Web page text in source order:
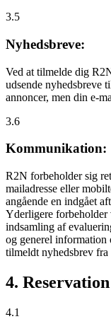
3.5
Nyhedsbreve:
Ved at tilmelde dig
udsende nyhedsbreve
annoncer, men din e-
3.6
Kommunikation:
R2N forbeholder sig
mailadresse eller
angående en indgået
Yderligere forbeholder
indsamling af
og generel information
tilmeldt nyhedsbrev fra
4.
4.1